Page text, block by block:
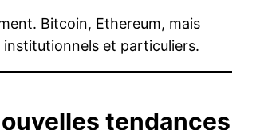
Bitcoin, Ethereum, mais
et particuliers.
tendances